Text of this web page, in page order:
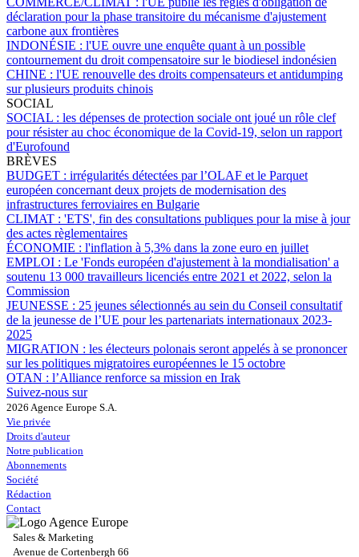
déclaration pour la phase transitoire du mécanisme d'ajustement
carbone aux frontières
INDONÉSIE : l'UE ouvre une enquête quant à un possible
contournement du droit compensatoire sur le biodiesel indonésien
CHINE : l'UE renouvelle des droits compensateurs et antidumping
sur plusieurs produits chinois
SOCIAL
SOCIAL : les dépenses de protection sociale ont joué un rôle clef
pour résister au choc économique de la Covid-19, selon un rapport
d'Eurofound
BRÈVES
BUDGET : irrégularités détectées par l’OLAF et le Parquet
européen concernant deux projets de modernisation des
infrastructures ferroviaires en Bulgarie
CLIMAT : 'ETS', fin des consultations publiques pour la mise à jour
des actes règlementaires
ÉCONOMIE : l'inflation à 5,3% dans la zone euro en juillet
EMPLOI : Le 'Fonds européen d'ajustement à la mondialisation' a
soutenu 13 000 travailleurs licenciés entre 2021 et 2022, selon la
Commission
JEUNESSE : 25 jeunes sélectionnés au sein du Conseil consultatif
de la jeunesse de l’UE pour les partenariats internationaux 2023-
2025
MIGRATION : les électeurs polonais seront appelés à se prononcer
sur les politiques migratoires européennes le 15 octobre
OTAN : l’Alliance renforce sa mission en Irak
Suivez-nous sur
2026 Agence Europe S.A.
Vie privée
Droits d'auteur
Notre publication
Abonnements
Société
Rédaction
Contact
Sales & Marketing
Avenue de Cortenbergh 66